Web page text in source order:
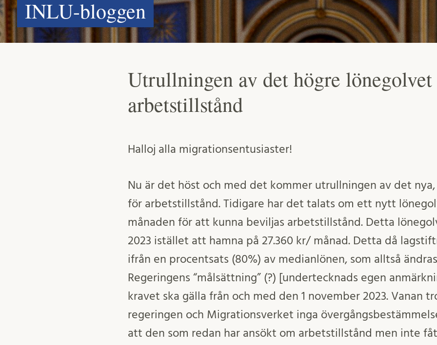
INLU-bloggen
Utrullningen av det högre
arbetstillstånd
Halloj alla migrationsentusiaster!
Nu är det höst och med det kommer utrullningen av det
för arbetstillstånd. Tidigare har det talats om ett nytt
månaden för att kunna beviljas arbetstillstånd. Detta
2023 istället att hamna på 27.360 kr/ månad. Detta då
ifrån en procentsats (80%) av medianlönen, som alltså
Regeringens “målsättning” (?) [undertecknads egen
kravet ska gälla från och med den 1 november 2023. Vanan
regeringen och Migrationsverket inga
att den som redan har ansökt om arbetstillstånd men inte